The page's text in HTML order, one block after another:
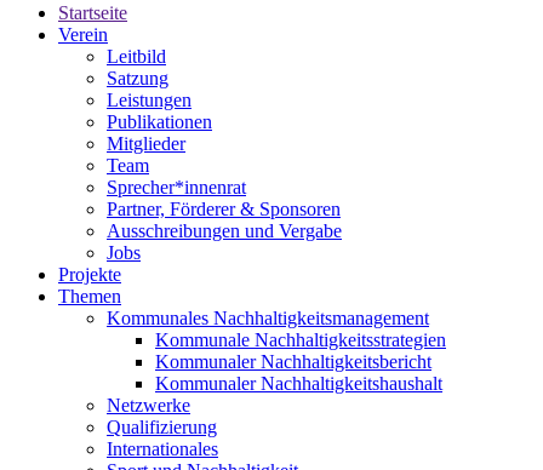
Startseite
Verein
Leitbild
Satzung
Leistungen
Publikationen
Mitglieder
Team
Sprecher*innenrat
Partner, Förderer & Sponsoren
Ausschreibungen und Vergabe
Jobs
Projekte
Themen
Kommunales Nachhaltigkeitsmanagement
Kommunale Nachhaltigkeitsstrategien
Kommunaler Nachhaltigkeitsbericht
Kommunaler Nachhaltigkeitshaushalt
Netzwerke
Qualifizierung
Internationales